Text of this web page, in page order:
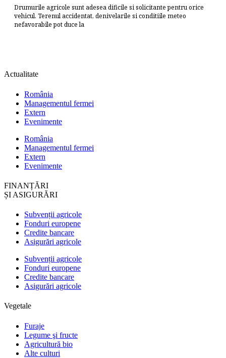
Drumurile agricole sunt adesea dificile si solicitante pentru orice
vehicul. Terenul accidentat, denivelarile si conditiile meteo
nefavorabile pot duce la
Actualitate
România
Managementul fermei
Extern
Evenimente
România
Managementul fermei
Extern
Evenimente
FINANȚĂRI
ȘI ASIGURĂRI
Subvenții agricole
Fonduri europene
Credite bancare
Asigurări agricole
Subvenții agricole
Fonduri europene
Credite bancare
Asigurări agricole
Vegetale
Furaje
Legume şi fructe
Agricultură bio
Alte culturi